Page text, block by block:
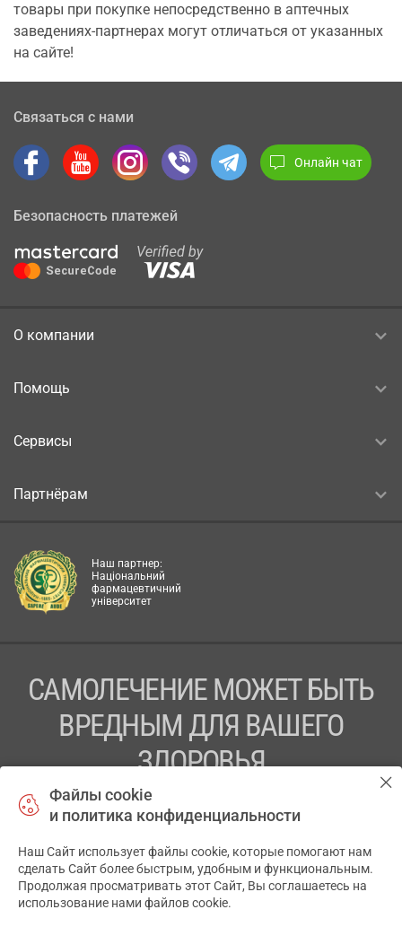
товары при покупке непосредственно в аптечных
заведениях-партнерах могут отличаться от указанных
на сайте!
Связаться с нами
Онлайн чат
Безопасность платежей
О компании
Помощь
Сервисы
Партнёрам
Наш партнер:
Національний
фармацевтичний
університет
САМОЛЕЧЕНИЕ МОЖЕТ БЫТЬ
ВРЕДНЫМ ДЛЯ ВАШЕГО
ЗДОРОВЬЯ
ПЕРЕД ПРИМЕНЕНИЕМ ПРЕПАРАТА
ПРОКОНСУЛЬТИРУЙТЕСЬ С ВРАЧОМ
ТОВ «АПТЕКА 911.ЮА» Код ЄДРПОУ 43631965.
Отказ от ответственности
Файлы cookie
и политика конфиденциальности
Наш Сайт использует файлы cookie, которые помогают нам
сделать Сайт более быстрым, удобным и функциональным.
Продолжая просматривать этот Сайт, Вы соглашаетесь на
использование нами файлов cookie.
✕